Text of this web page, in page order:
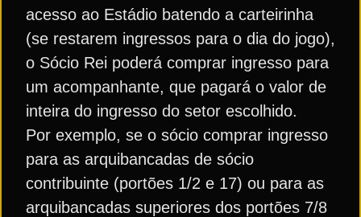
acesso ao Estádio batendo a carteirinha
(se restarem ingressos para o dia do jogo),
o Sócio Rei poderá comprar ingresso para
um acompanhante, que pagará o valor de
inteira do ingresso do setor escolhido.
Por exemplo, se o sócio comprar ingresso
para as arquibancadas de sócio
contribuinte (portões 1/2 e 17) ou para as
arquibancadas superiores dos portões 7/8